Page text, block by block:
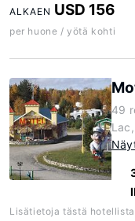
ALKAEN USD 156
per huone / yötä kohti
49
Lisätietoja tästä